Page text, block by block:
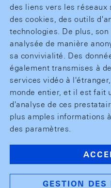
des liens vers les réseaux
des cookies, des outils
technologies. De plus,
analysée de manière
sa convivialité. Des
également transmises à
services vidéo à
monde entier, et il est fait
d'analyse de ces
plus amples informations
des paramètres.
GESTION DES